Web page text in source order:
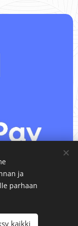
ja
parhaan
kaikki